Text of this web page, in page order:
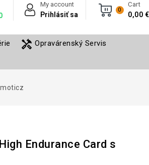
0
Cart
0,00 €
My account
Prihlásiť sa
handyman Opravárenský Servis
Endurance Card s